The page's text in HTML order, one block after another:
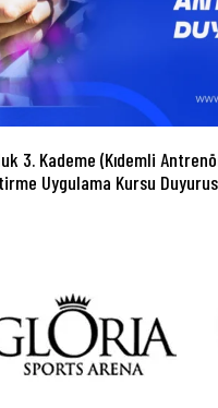
3. Kademe (Kıdemli
Uygulama Kursu